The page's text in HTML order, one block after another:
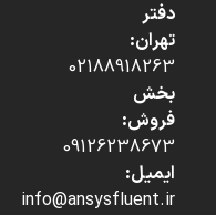
دفتر
تهران:
02188918263
بخش
فروش:
09126238673
ایمیل:
info@ansysfluent.ir